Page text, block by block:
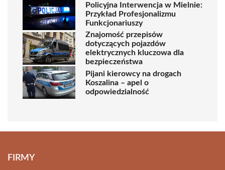
Policyjna Interwencja w Mielnie:
Przykład Profesjonalizmu
Funkcjonariuszy
Znajomość przepisów
dotyczących pojazdów
elektrycznych kluczowa dla
bezpieczeństwa
Pijani kierowcy na drogach
Koszalina – apel o
odpowiedzialność
FIRMY